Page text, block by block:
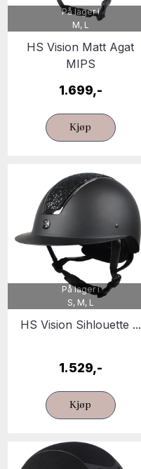
På lager i
M, L
HS Vision Matt Agat
MIPS
1.699,-
Kjøp
På lager i
S, M, L
HS Vision Sihlouette ...
1.529,-
Kjøp